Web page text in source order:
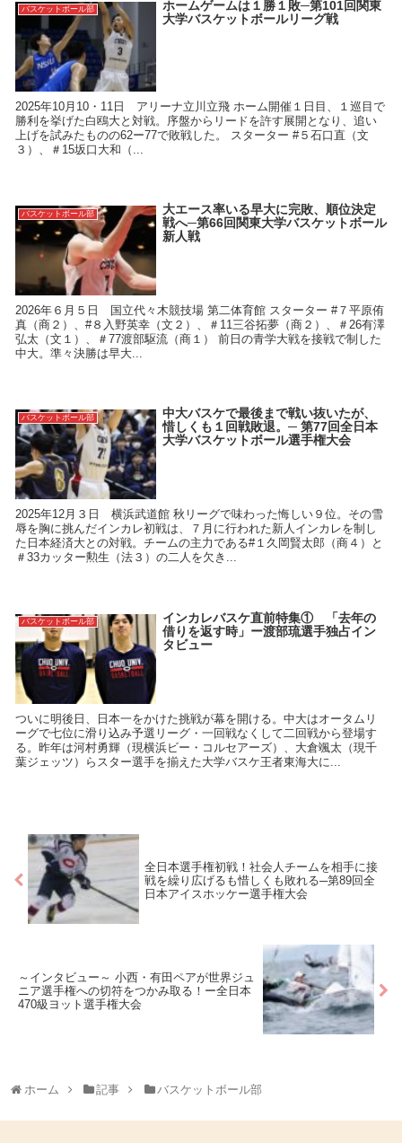
バスケットボール部
ホームゲームは１勝１敗─第101回関東
大学バスケットボールリーグ戦
2025年10月10・11日 アリーナ立川立飛 ホーム開催１日目、１巡目で
勝利を挙げた白鴎大と対戦。序盤からリードを許す展開となり、追い
上げを試みたものの62ー77で敗戦した。 スターター #５石口直（文
３）、＃15坂口大和（...
バスケットボール部
大エース率いる早大に完敗、順位決定
戦へ─第66回関東大学バスケットボール
新人戦
2026年６月５日 国立代々木競技場 第二体育館 スターター #７平原侑
真（商２）、#８入野英幸（文２）、＃11三谷拓夢（商２）、＃26有澤
弘太（文１）、＃77渡部駆流（商１） 前日の青学大戦を接戦で制した
中大。準々決勝は早大...
バスケットボール部
中大バスケで最後まで戦い抜いたが、
惜しくも１回戦敗退。─ 第77回全日本
大学バスケットボール選手権大会
2025年12月３日 横浜武道館 秋リーグで味わった悔しい９位。その雪
辱を胸に挑んだインカレ初戦は、７月に行われた新人インカレを制し
た日本経済大との対戦。チームの主力である#１久岡賢太郎（商４）と
＃33カッター勲生（法３）の二人を欠き...
バスケットボール部
インカレバスケ直前特集① 「去年の
借りを返す時」ー渡部琉選手独占イン
タビュー
ついに明後日、日本一をかけた挑戦が幕を開ける。中大はオータムリ
ーグで七位に滑り込み予選リーグ・一回戦なくして二回戦から登場す
る。昨年は河村勇輝（現横浜ビー・コルセアーズ）、大倉颯太（現千
葉ジェッツ）らスター選手を揃えた大学バスケ王者東海大に...
全日本選手権初戦！社会人チームを相手に接
戦を繰り広げるも惜しくも敗れる─第89回全
日本アイスホッケー選手権大会
～インタビュー～ 小西・有田ペアが世界ジュ
ニア選手権への切符をつかみ取る！ー全日本
470級ヨット選手権大会
ホーム 記事 バスケットボール部